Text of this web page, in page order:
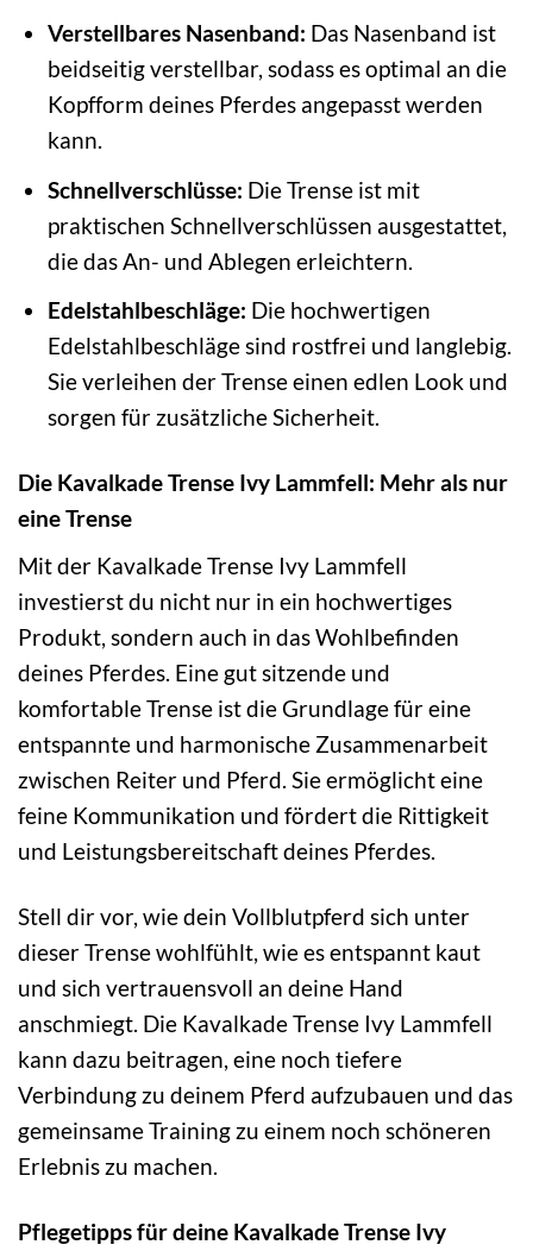
Verstellbares Nasenband: Das Nasenband ist
beidseitig verstellbar, sodass es optimal an die
Kopfform deines Pferdes angepasst werden
kann.
Schnellverschlüsse: Die Trense ist mit
praktischen Schnellverschlüssen ausgestattet,
die das An- und Ablegen erleichtern.
Edelstahlbeschläge: Die hochwertigen
Edelstahlbeschläge sind rostfrei und langlebig.
Sie verleihen der Trense einen edlen Look und
sorgen für zusätzliche Sicherheit.
Die Kavalkade Trense Ivy Lammfell: Mehr als nur
eine Trense
Mit der Kavalkade Trense Ivy Lammfell
investierst du nicht nur in ein hochwertiges
Produkt, sondern auch in das Wohlbefinden
deines Pferdes. Eine gut sitzende und
komfortable Trense ist die Grundlage für eine
entspannte und harmonische Zusammenarbeit
zwischen Reiter und Pferd. Sie ermöglicht eine
feine Kommunikation und fördert die Rittigkeit
und Leistungsbereitschaft deines Pferdes.
Stell dir vor, wie dein Vollblutpferd sich unter
dieser Trense wohlfühlt, wie es entspannt kaut
und sich vertrauensvoll an deine Hand
anschmiegt. Die Kavalkade Trense Ivy Lammfell
kann dazu beitragen, eine noch tiefere
Verbindung zu deinem Pferd aufzubauen und das
gemeinsame Training zu einem noch schöneren
Erlebnis zu machen.
Pflegetipps für deine Kavalkade Trense Ivy